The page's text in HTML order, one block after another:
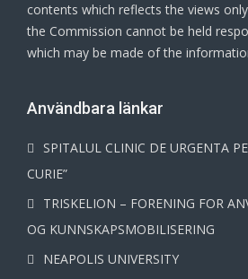
contents which reflects the views
the Commission cannot be held
which may be made of the
Användbara länkar
SPITALUL CLINIC DE URGENTA
CURIE”
TRISKELION – FORENING FOR
OG KUNNSKAPSMOBILISERING
NEAPOLIS UNIVERSITY